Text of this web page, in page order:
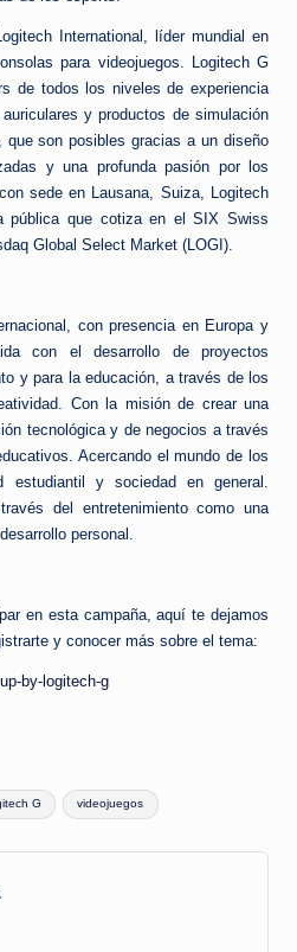
International, líder mundial en
para videojuegos. Logitech G
de todos los niveles de experiencia
y productos de simulación
son posibles gracias a un diseño
y una profunda pasión por los
sede en Lausana, Suiza, Logitech
pública que cotiza en el SIX Swiss
Global Select Market (LOGI).
con presencia en Europa y
con el desarrollo de proyectos
y para la educación, a través de los
Con la misión de crear una
tecnológica y de negocios a través
Acercando el mundo de los
estudiantil y sociedad en general.
del entretenimiento como una
personal.
en esta campaña, aquí te dejamos
y conocer más sobre el tema:
by-logitech-g
G videojuegos